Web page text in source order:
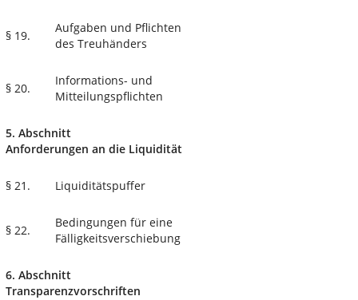
§ 19.
Aufgaben und Pflichten
des Treuhänders
§ 20.
Informations- und
Mitteilungspflichten
5. Abschnitt
Anforderungen an die Liquidität
§ 21. Liquiditätspuffer
§ 22.
Bedingungen für eine
Fälligkeitsverschiebung
6. Abschnitt
Transparenzvorschriften